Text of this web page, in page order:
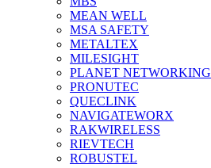
MEAN WELL
MSA SAFETY
METALTEX
MILESIGHT
PLANET NETWORKING
PRONUTEC
QUECLINK
NAVIGATEWORX
RAKWIRELESS
RIEVTECH
ROBUSTEL